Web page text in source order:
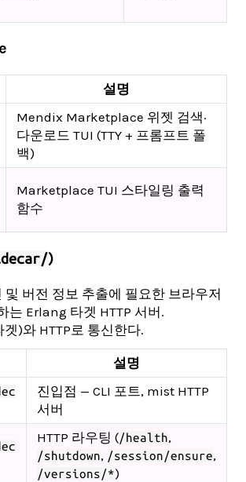
설명
Mendix Marketplace 위젯 검색·
다운로드 TUI (TTY + 프롬프트 폴
백)
Marketplace TUI 스타일링 출력
함수
)
버전 정보 추출에 필요한 브라우저
는 Erlang 타겟 HTTP 서버.
)와 HTTP로 통신한다.
설명
진입점 — CLI 포트, mist HTTP
서버
HTTP 라우팅 (/health,
/shutdown, /session/ensure,
/versions/*)